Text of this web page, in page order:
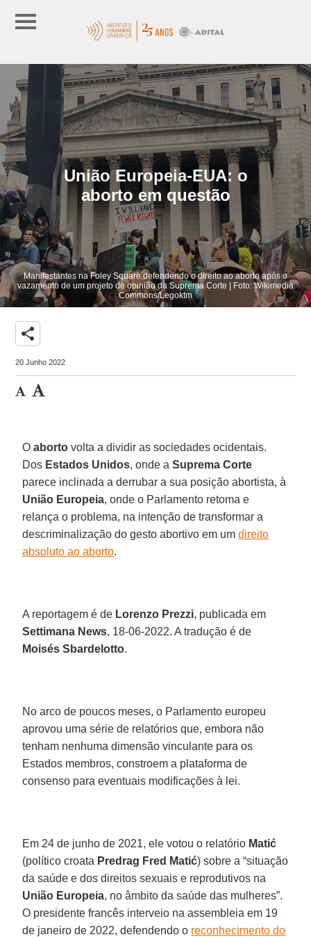
União Europeia-EUA: o
aborto em questão
Manifestantes na Foley Square defendendo o direito ao aborto após o
vazamento de um projeto de opinião da Suprema Corte | Foto: Wikimedia
Commons/Legoktm
share
20 Junho 2022
Oaborto volta a dividir as sociedades ocidentais.
Dos Estados Unidos, onde aSuprema Corte
parece inclinada a derrubar a sua posição abortista, à
União Europeia, onde o Parlamento retoma e
relança o problema, na intenção de transformar a
descriminalização do gesto abortivo em umdireito
absoluto ao aborto.
A reportagem é de Lorenzo Prezzi, publicada em
Settimana News, 18-06-2022. A tradução é de
Moisés Sbardelotto.
No arco de poucos meses, o Parlamento europeu
aprovou uma série de relatórios que, embora não
tenham nenhuma dimensão vinculante para os
Estados membros, constroem a plataforma de
consenso para eventuais modificações à lei.
Em 24 de junho de 2021, ele votou o relatório Matić
(político croata Predrag Fred Matić) sobre a “situação
da saúde e dos direitos sexuais e reprodutivos na
União Europeia, no âmbito da saúde das mulheres”.
O presidente francês interveio na assembleia em 19
de janeiro de 2022, defendendo o reconhecimento do